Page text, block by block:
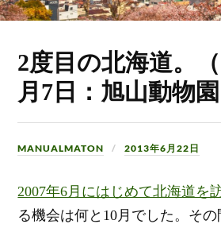
2度目の北海道。
月7日：旭山動物園
MANUALMATON 2013年6月22日
2007年6月にはじめて北海道を
る機会は何と10月でした。その